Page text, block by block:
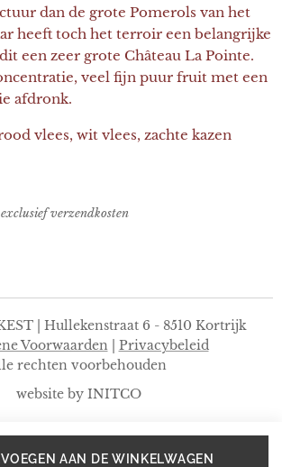
dan de grote Pomerols van het
heeft toch het terroir een belangrijke
een zeer grote Château La Pointe.
veel fijn puur fruit met een
afdronk.
vlees, wit vlees, zachte kazen
exclusief verzendkosten
AAN DE WINKELWAGEN
| Hullekenstraat 6 - 8510 Kortrijk
Voorwaarden| Privacybeleid
rechten voorbehouden
website by INITCO